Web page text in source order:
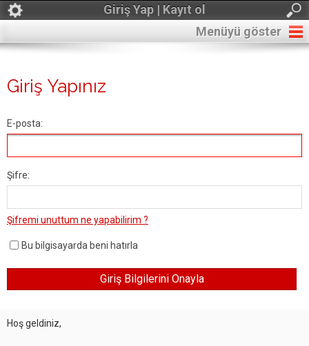
Giriş Yap | Kayıt ol
Menüyü göster
Giriş Yapınız
E-posta:
Şifre:
Şifremi unuttum ne yapabilirim ?
Bu bilgisayarda beni hatırla
Hoş geldiniz,